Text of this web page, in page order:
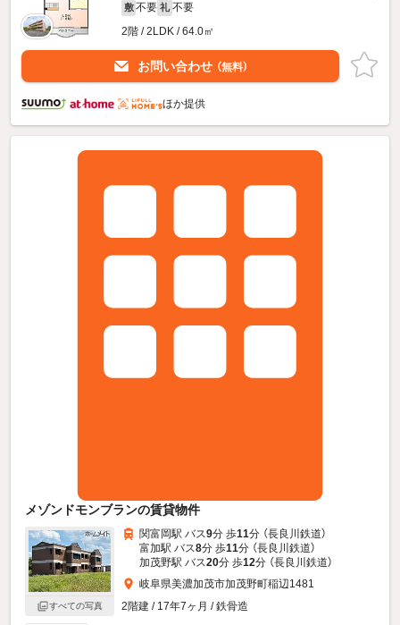
敷 不要 礼 不要
2階 / 2LDK / 64.0㎡
お問い合わせ （無料）
ほか提供
メゾンドモンブランの賃貸物件
すべての写真
関富岡駅 バス9分 歩11分 （長良川鉄道）
富加駅 バス8分 歩11分 （長良川鉄道）
加茂野駅 バス20分 歩12分 （長良川鉄道）
岐阜県美濃加茂市加茂野町稲辺1481
2階建 / 17年7ヶ月 / 鉄骨造